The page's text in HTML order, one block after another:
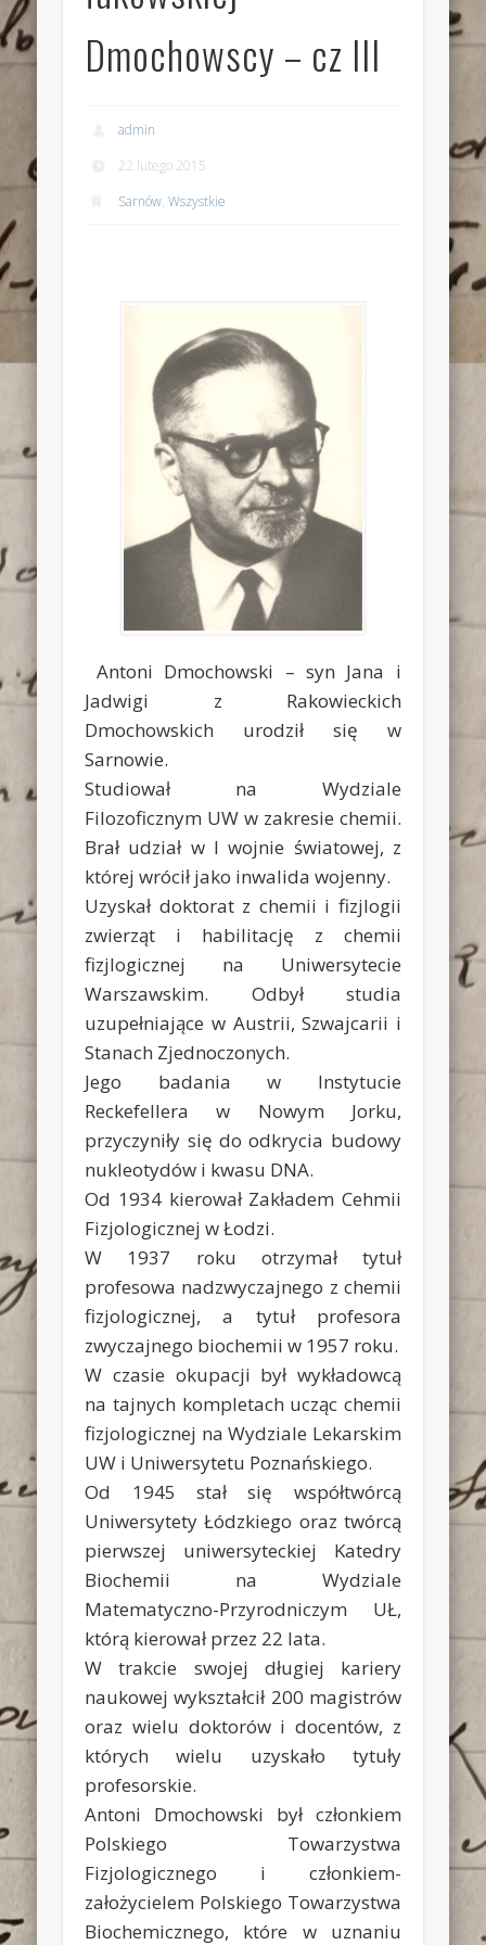
Dmochowscy – cz III
admin
22 lutego 2015
Sarnów,Wszystkie
Antoni Dmochowski – syn Jana i
Jadwigi z Rakowieckich
Dmochowskich urodził się w
Sarnowie.
Studiował na Wydziale
Filozoficznym UW w zakresie chemii.
Brał udział w I wojnie światowej, z
której wrócił jako inwalida wojenny.
Uzyskał doktorat z chemii i fizjlogii
zwierząt i habilitację z chemii
fizjlogicznej na Uniwersytecie
Warszawskim. Odbył studia
uzupełniające w Austrii, Szwajcarii i
Stanach Zjednoczonych.
Jego badania w Instytucie
Reckefellera w Nowym Jorku,
przyczyniły się do odkrycia budowy
nukleotydów i kwasu DNA.
Od 1934 kierował Zakładem Cehmii
Fizjologicznej w Łodzi.
W 1937 roku otrzymał tytuł
profesowa nadzwyczajnego z chemii
fizjologicznej, a tytuł profesora
zwyczajnego biochemii w 1957 roku.
W czasie okupacji był wykładowcą
na tajnych kompletach ucząc chemii
fizjologicznej na Wydziale Lekarskim
UW i Uniwersytetu Poznańskiego.
Od 1945 stał się współtwórcą
Uniwersytety Łódzkiego oraz twórcą
pierwszej uniwersyteckiej Katedry
Biochemii na Wydziale
Matematyczno-Przyrodniczym UŁ,
którą kierował przez 22 lata.
W trakcie swojej długiej kariery
naukowej wykształcił 200 magistrów
oraz wielu doktorów i docentów, z
których wielu uzyskało tytuły
profesorskie.
Antoni Dmochowski był członkiem
Polskiego Towarzystwa
Fizjologicznego i członkiem-
założycielem Polskiego Towarzystwa
Biochemicznego, które w uznaniu